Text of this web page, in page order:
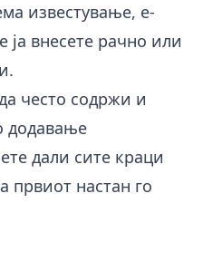
известување, е-
внесете рачно или
често содржи и
додавање
дали сите краци
првиот настан го